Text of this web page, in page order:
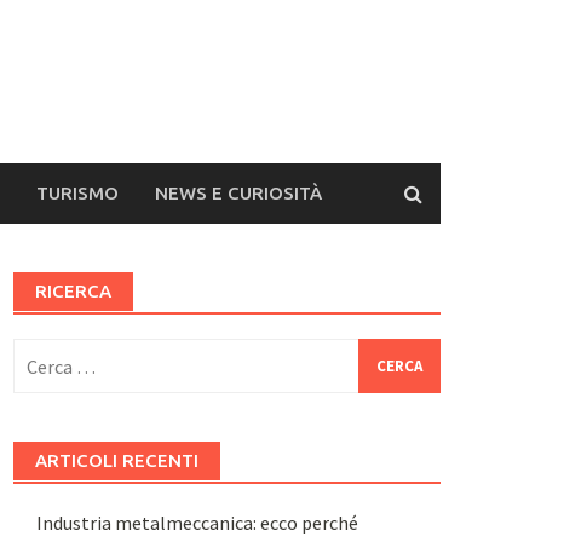
TURISMO NEWS E CURIOSITÀ
RICERCA
per:
ARTICOLI RECENTI
Industria metalmeccanica: ecco perché